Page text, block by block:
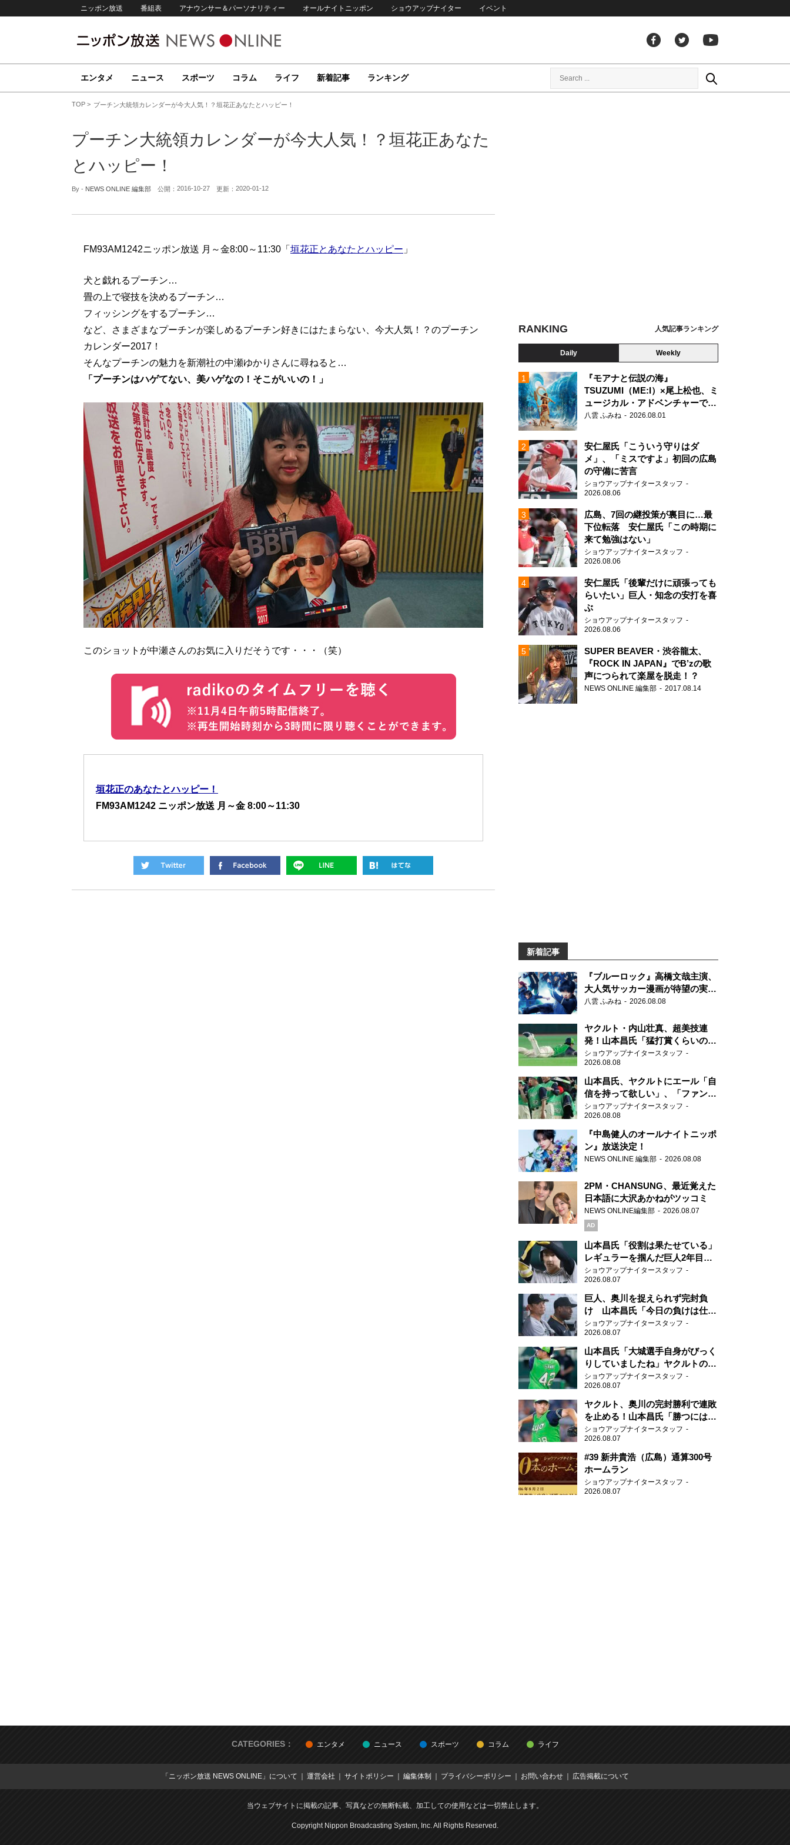
ニッポン放送 番組表 アナウンサー＆パーソナリティー オールナイトニッポン ショウアップナイター イベント
エンタメ ニュース スポーツ コラム ライフ 新着記事 ランキング
TOP プーチン大統領カレンダーが今大人気！？垣花正あなたとハッピー！
プーチン大統領カレンダーが今大人気！？垣花正あなた
とハッピー！
By - NEWS ONLINE 編集部 公開： 2016-10-27 更新： 2020-01-12
FM93AM1242ニッポン放送 月～金8:00～11:30「 垣花正とあなたとハッピー 」
犬と戯れるプーチン…
畳の上で寝技を決めるプーチン…
フィッシングをするプーチン…
など、さまざまなプーチンが楽しめるプーチン好きにはたまらない、今大人気！？のプーチン
カレンダー2017！
そんなプーチンの魅力を新潮社の中瀬ゆかりさんに尋ねると…
「プーチンはハゲてない、美ハゲなの！そこがいいの！」
このショットが中瀬さんのお気に入りだそうです・・・（笑）
垣花正のあなたとハッピー！
FM93AM1242 ニッポン放送 月～金 8:00～11:30
RANKING 人気記事ランキング
Daily Weekly
『モアナと伝説の海』
TSUZUMI（ME:I）×尾上松也、ミ
ュージカル・アドベンチャーで美
声を響かせる
八雲 ふみね 2026.08.01
安仁屋氏「こういう守りはダ
メ」、「ミスですよ」初回の広島
の守備に苦言
ショウアップナイタースタッフ
2026.08.06
広島、7回の継投策が裏目に…最
下位転落 安仁屋氏「この時期に
来て勉強はない」
ショウアップナイタースタッフ
2026.08.06
安仁屋氏「後輩だけに頑張っても
らいたい」巨人・知念の安打を喜
ぶ
ショウアップナイタースタッフ
2026.08.06
SUPER BEAVER・渋谷龍太、
『ROCK IN JAPAN』でB’zの歌
声につられて楽屋を脱走！？
NEWS ONLINE 編集部 2017.08.14
新着記事
『ブルーロック』高橋文哉主演、
大人気サッカー漫画が待望の実写
映画に
八雲 ふみね 2026.08.08
ヤクルト・内山壮真、超美技連
発！山本昌氏「猛打賞くらいの価
値」
ショウアップナイタースタッフ
2026.08.08
山本昌氏、ヤクルトにエール「自
信を持って欲しい」、「ファンの
方も毎日応援してくれています」
ショウアップナイタースタッフ
2026.08.08
『中島健人のオールナイトニッポ
ン』放送決定！
NEWS ONLINE 編集部 2026.08.08
2PM・CHANSUNG、最近覚えた
日本語に大沢あかねがツッコミ
NEWS ONLINE編集部 2026.08.07
AD
山本昌氏「役割は果たせている」
レギュラーを掴んだ巨人2年目の
新人王候補
ショウアップナイタースタッフ
2026.08.07
巨人、奥川を捉えられず完封負
け 山本昌氏「今日の負けは仕方
がない」
ショウアップナイタースタッフ
2026.08.07
山本昌氏「大城選手自身がびっく
りしていましたね」ヤクルトのフ
ァースト・澤井の判断を評価
ショウアップナイタースタッフ
2026.08.07
ヤクルト、奥川の完封勝利で連敗
を止める！山本昌氏「勝つにはこ
ういう形しかない」
ショウアップナイタースタッフ
2026.08.07
#39 新井貴浩（広島）通算300号
ホームラン
ショウアップナイタースタッフ
2026.08.07
CATEGORIES： エンタメ ニュース スポーツ コラム ライフ
「ニッポン放送 NEWS ONLINE」について 運営会社 サイトポリシー 編集体制 プライバシーポリシー お問い合わせ 広告掲載について
当ウェブサイトに掲載の記事、写真などの無断転載、加工しての使用などは一切禁止します。
Copyright Nippon Broadcasting System, Inc. All Rights Reserved.